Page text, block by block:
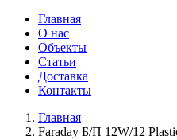
Главная
О нас
Объекты
Статьи
Доставка
Контакты
Главная
Faraday Б/П 12W/12